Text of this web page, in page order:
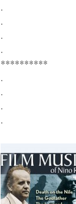
.
.
.
.
**********
.
.
.
.